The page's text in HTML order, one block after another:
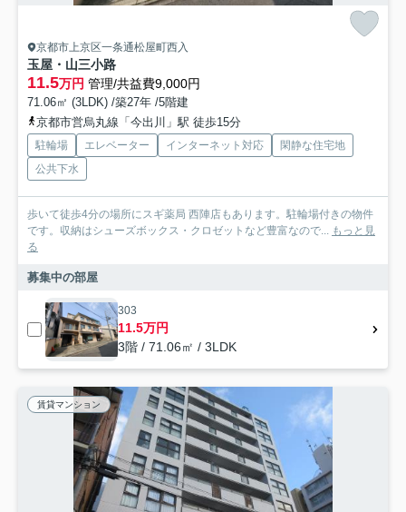
京都市上京区一条通松屋町西入
玉屋・山三小路
11.5万円 管理/共益費9,000円
71.06㎡ (3LDK) /築27年 /5階建
京都市営烏丸線「今出川」駅 徒歩15分
駐輪場 エレベーター インターネット対応
閑静な住宅地
公共下水
歩いて徒歩4分の場所にスギ薬局 西陣店もあります。駐輪場付きの物件
です。収納はシューズボックス・クロゼットなど豊富なので... もっと見
る
募集中の部屋
303
11.5万円
3階 / 71.06㎡ / 3LDK
賃貸マンション